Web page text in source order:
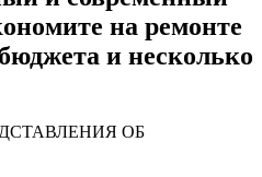
на ремонте
и несколько
ОБ